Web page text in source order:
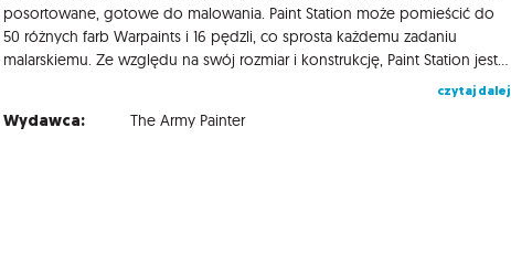
posortowane, gotowe do malowania. Paint Station może pomieścić do
50 różnych farb Warpaints i 16 pędzli, co sprosta każdemu zadaniu
malarskiemu. Ze względu na swój rozmiar i konstrukcję, Paint Station jest niezwykle łatwa w przechowywaniu oraz jest bardzo skutecznym sposobem radzenia sobie z dowolnym projektem malarskim w ograniczonej przestrzeni. Wykonana jest z wysokiej jakości płyty MDF i łatwa w montażu, ten regał w mgnieniu oka wyeksponuje kolekcję farb! Zorganizuj się i... ZYSKAJ WIĘCEJ CZASU NA GRANIE!
czytaj dalej
Wydawca: The Army Painter